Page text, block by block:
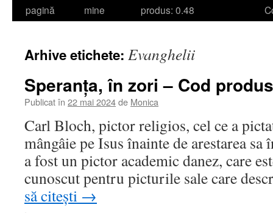
pagină
mine
produs: 0.48
Arhive etichete: Evanghelii
Speranța, în zori – Cod
Publicat în 22 mai 2024de Monica
Carl Bloch, pictor religios, cel ce a
mângâie pe Isus înainte de arestarea
a fost un pictor academic danez, care
cunoscut pentru picturile sale care
să citești →